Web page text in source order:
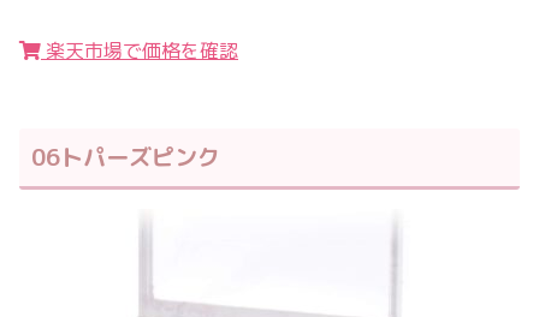
楽天市場で価格を確認
06トパーズピンク